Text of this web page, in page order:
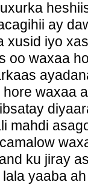
ay
xusid iyo
oo waxaa
waxaa
mahdi
ku jiray
yaaba